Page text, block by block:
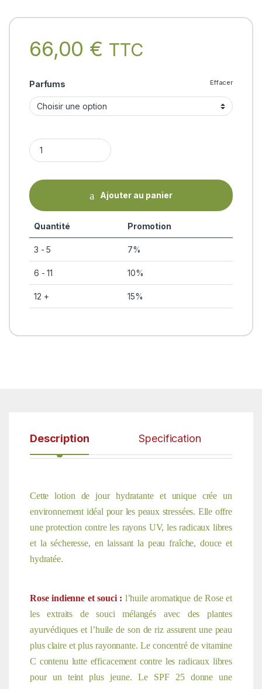
66,00 € TTC
Parfums Effacer
LIGHT DAY LOTION Forest Essentials quantity
Ajouter au panier
Quantité Promotion
3 - 5 7%
6 - 11 10%
12 + 15%
Description Specification
Cette lotion de jour hydratante et unique crée un
environnement idéal pour les peaux stressées. Elle offre
une protection contre les rayons UV, les radicaux libres
et la sécheresse, en laissant la peau fraîche, douce et
hydratée.
Rose indienne et souci : l’huile aromatique de Rose et
les extraits de souci mélangés avec des plantes
ayurvédiques et l’huile de son de riz assurent une peau
plus claire et plus rayonnante. Le concentré de vitamine
C contenu lutte efficacement contre les radicaux libres
pour un teint plus jeune. Le SPF 25 donne une